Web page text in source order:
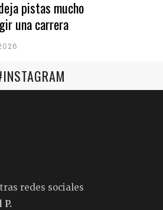
pistas mucho
una carrera
redes sociales
P.